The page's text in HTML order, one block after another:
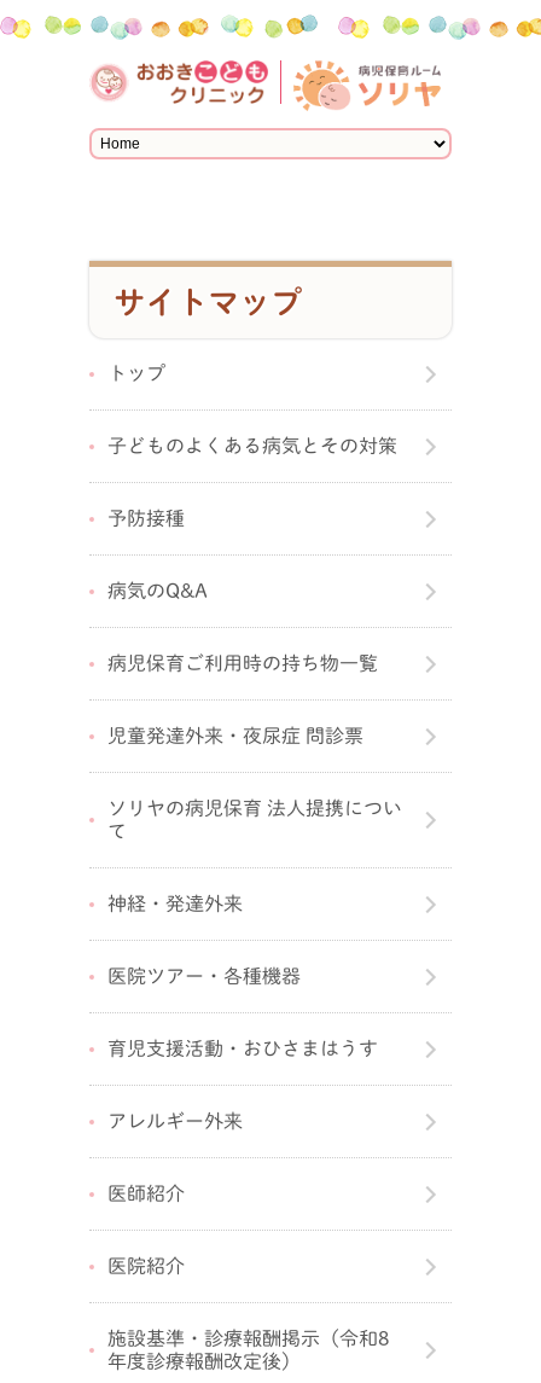
サイトマップ
トップ
子どものよくある病気とその対策
予防接種
病気のQ&A
病児保育ご利用時の持ち物一覧
児童発達外来・夜尿症 問診票
ソリヤの病児保育 法人提携につい
て
神経・発達外来
医院ツアー・各種機器
育児支援活動・おひさまはうす
アレルギー外来
医師紹介
医院紹介
施設基準・診療報酬掲示（令和8
年度診療報酬改定後）